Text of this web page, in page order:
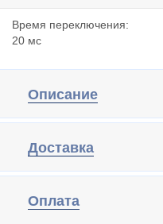
Время переключения:
20 мс
Описание
Доставка
Оплата